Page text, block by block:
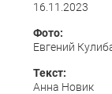
16.11.2023
Фото:
Евгений
Текст:
Анна Новик